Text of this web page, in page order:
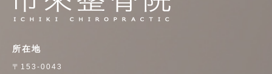
所在地
〒153-0043